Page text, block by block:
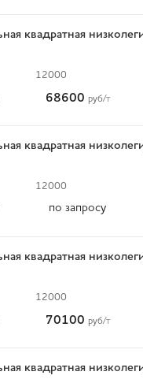
квадратная
12000
68600 руб/т
квадратная
12000
по запросу
квадратная
12000
70100 руб/т
квадратная